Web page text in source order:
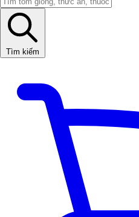
Tìm kiếm